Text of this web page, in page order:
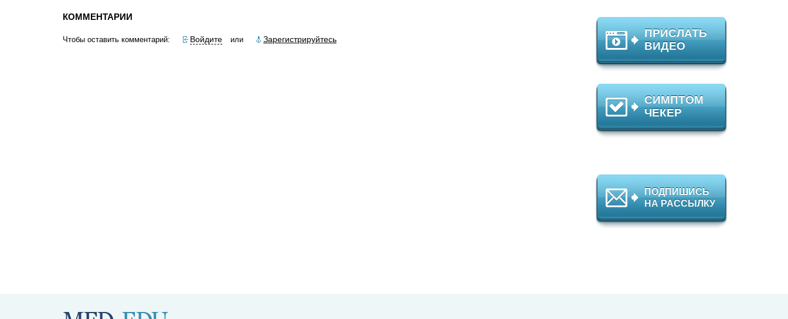
ПРИСЛАТЬ
ВИДЕО
СИМПТОМ
ЧЕКЕР
ПОДПИШИСЬ
НА РАССЫЛКУ
КОММЕНТАРИИ
Чтобы оставить комментарий: Войдите или Зарегистрируйтесь